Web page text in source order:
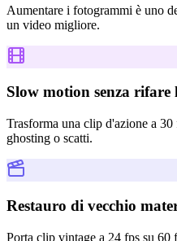
Aumentare i fotogrammi è uno
un video migliore.
Slow motion senza rifare
Trasforma una clip d'azione a
ghosting o scatti.
Restauro di vecchio
Porta clip vintage a 24 fps su